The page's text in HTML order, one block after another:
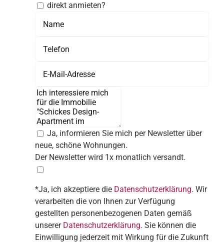
direkt anmieten?
Ja, informieren Sie mich per Newsletter über
neue, schöne Wohnungen.
Der Newsletter wird 1x monatlich versandt.
*Ja, ich akzeptiere die Datenschutzerklärung. Wir
verarbeiten die von Ihnen zur Verfügung
gestellten personenbezogenen Daten gemäß
unserer Datenschutzerklärung. Sie können die
Einwilligung jederzeit mit Wirkung für die Zukunft